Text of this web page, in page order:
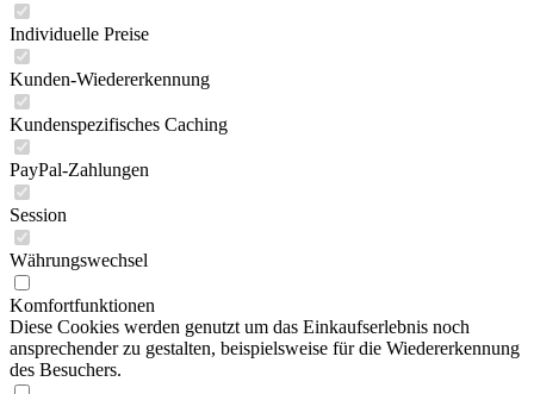
Individuelle Preise
Kunden-Wiedererkennung
Kundenspezifisches Caching
PayPal-Zahlungen
Session
Währungswechsel
Komfortfunktionen
Diese Cookies werden genutzt um das Einkaufserlebnis noch
ansprechender zu gestalten, beispielsweise für die Wiedererkennung
des Besuchers.